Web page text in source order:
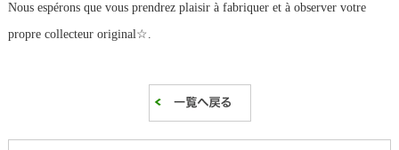
Nous espérons que vous prendrez plaisir à fabriquer et à observer votre
propre collecteur original☆.